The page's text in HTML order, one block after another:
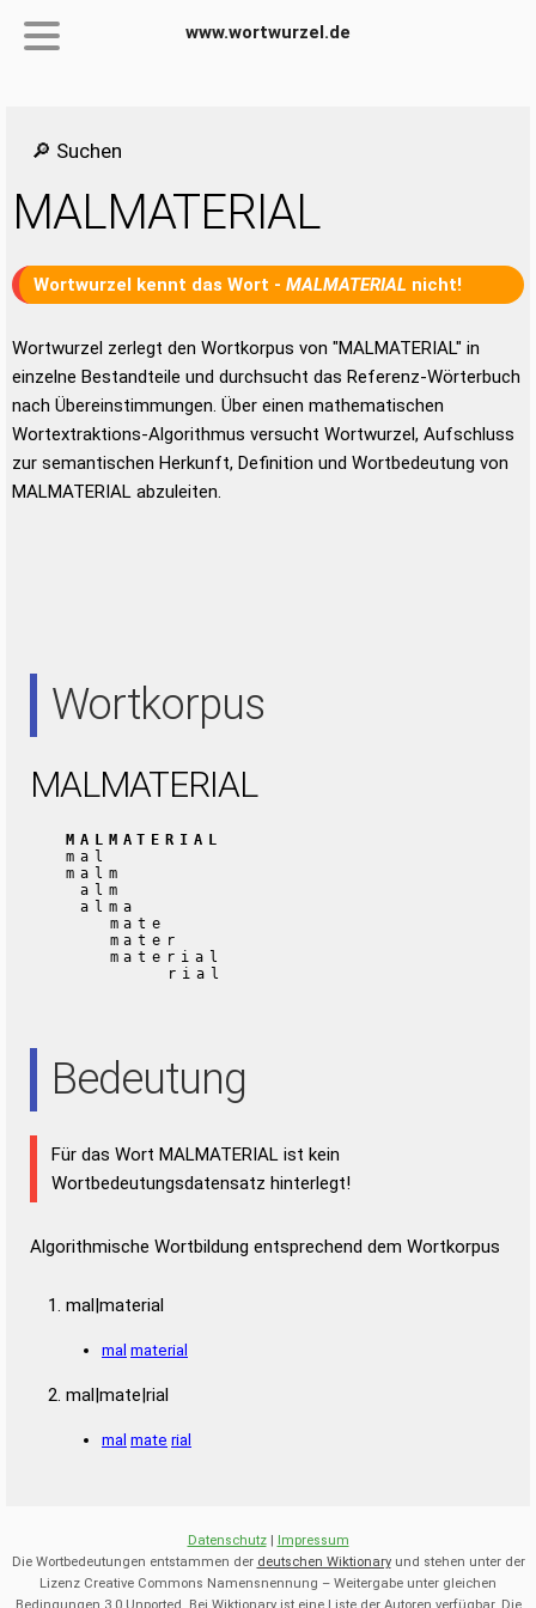
www.wortwurzel.de
🔎 Suchen
MALMATERIAL
Wortwurzel kennt das Wort - MALMATERIAL nicht!
Wortwurzel zerlegt den Wortkorpus von "MALMATERIAL" in
einzelne Bestandteile und durchsucht das Referenz-Wörterbuch
nach Übereinstimmungen. Über einen mathematischen
Wortextraktions-Algorithmus versucht Wortwurzel, Aufschluss
zur semantischen Herkunft, Definition und Wortbedeutung von
MALMATERIAL abzuleiten.
Wortkorpus
MALMATERIAL
MALMATERIAL
mal
malm
alm
alma
mate
mater
material
rial
Bedeutung
Für das Wort MALMATERIAL ist kein
Wortbedeutungsdatensatz hinterlegt!
Algorithmische Wortbildung entsprechend dem Wortkorpus
mal|material
mal material
mal|mate|rial
mal mate rial
Datenschutz| Impressum
Die Wortbedeutungen entstammen der deutschen Wiktionaryund stehen unter der
Lizenz Creative Commons Namensnennung – Weitergabe unter gleichen